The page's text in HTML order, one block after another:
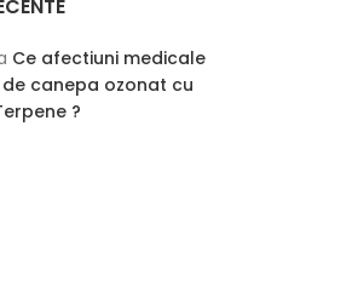
Ce afectiuni medicale
canepa ozonat cu
?